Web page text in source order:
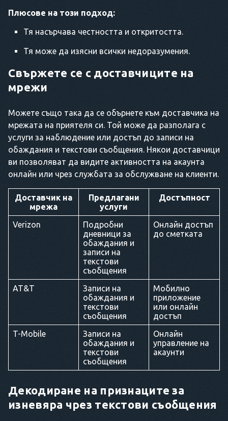
Плюсове на този подход:
Тя насърчава честността и откритостта.
Тя може да изясни всички недоразумения.
Свържете се с доставчиците на
мрежи
Можете също така да се обърнете към доставчика на
мрежата на приятеля си. Той може да разполага с
услуги за наблюдение или достъп до записи на
обаждания и текстови съобщения. Някои доставчици
ви позволяват да видите активността на акаунта
онлайн или чрез службата за обслужване на клиенти.
Доставчик на
мрежа
Предлагани
услуги
Достъпност
Verizon
Подробни
дневници за
обаждания и
записи на
текстови
съобщения
Онлайн достъп
до сметката
AT&T
Записи на
обаждания и
текстови
съобщения
Мобилно
приложение
или онлайн
достъп
T-Mobile
Записи на
обаждания и
текстови
съобщения
Онлайн
управление на
акаунти
Декодиране на признаците за
изневяра чрез текстови съобщения